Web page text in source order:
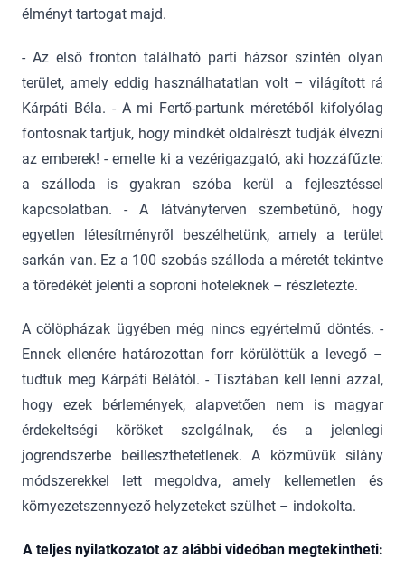
élményt tartogat majd.
- Az első fronton található parti házsor szintén olyan
terület, amely eddig használhatatlan volt – világított rá
Kárpáti Béla. - A mi Fertő-partunk méretéből kifolyólag
fontosnak tartjuk, hogy mindkét oldalrészt tudják élvezni
az emberek! - emelte ki a vezérigazgató, aki hozzáfűzte:
a szálloda is gyakran szóba kerül a fejlesztéssel
kapcsolatban. - A látványterven szembetűnő, hogy
egyetlen létesítményről beszélhetünk, amely a terület
sarkán van. Ez a 100 szobás szálloda a méretét tekintve
a töredékét jelenti a soproni hoteleknek – részletezte.
A cölöpházak ügyében még nincs egyértelmű döntés. -
Ennek ellenére határozottan forr körülöttük a levegő –
tudtuk meg Kárpáti Bélától. - Tisztában kell lenni azzal,
hogy ezek bérlemények, alapvetően nem is magyar
érdekeltségi köröket szolgálnak, és a jelenlegi
jogrendszerbe beilleszthetetlenek. A közművük silány
módszerekkel lett megoldva, amely kellemetlen és
környezetszennyező helyzeteket szülhet – indokolta.
A teljes nyilatkozatot az alábbi videóban megtekintheti: